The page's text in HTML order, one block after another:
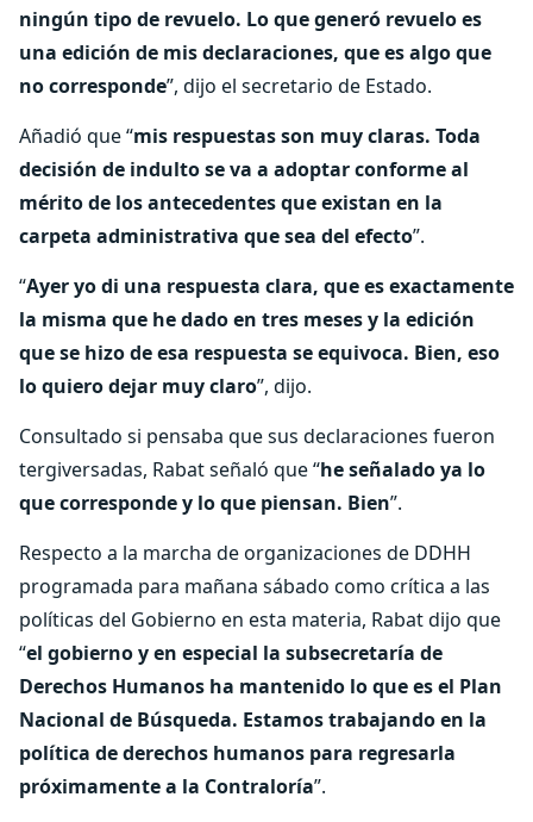
ningún tipo de revuelo. Lo que generó revuelo es
una edición de mis declaraciones, que es algo que
no corresponde”, dijo el secretario de Estado.
Añadió que “mis respuestas son muy claras. Toda
decisión de indulto se va a adoptar conforme al
mérito de los antecedentes que existan en la
carpeta administrativa que sea del efecto”.
“Ayer yo di una respuesta clara, que es exactamente
la misma que he dado en tres meses y la edición
que se hizo de esa respuesta se equivoca. Bien, eso
lo quiero dejar muy claro”, dijo.
Consultado si pensaba que sus declaraciones fueron
tergiversadas, Rabat señaló que “he señalado ya lo
que corresponde y lo que piensan. Bien”.
Respecto a la marcha de organizaciones de DDHH
programada para mañana sábado como crítica a las
políticas del Gobierno en esta materia, Rabat dijo que
“el gobierno y en especial la subsecretaría de
Derechos Humanos ha mantenido lo que es el Plan
Nacional de Búsqueda. Estamos trabajando en la
política de derechos humanos para regresarla
próximamente a la Contraloría”.